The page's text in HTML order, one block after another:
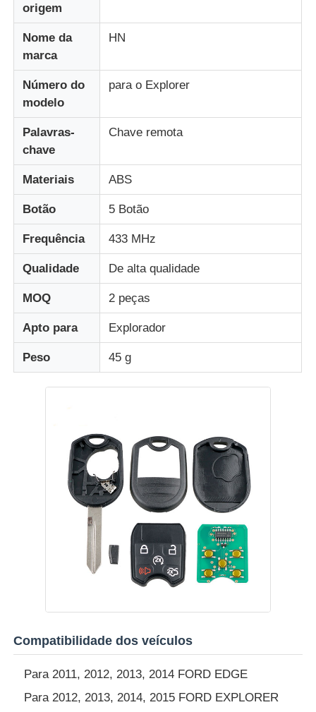
Casa
Produtos
Vídeos
Quem Somos
Controle de Qualidade
Fale Conosco
notícias
Auto chaves
origem
Nome da
marca
HN
Número do
modelo
para o Explorer
Palavras-
chave
Chave remota
Materiais ABS
Botão 5 Botão
Frequência 433 MHz
Qualidade De alta qualidade
MOQ 2 peças
Apto para Explorador
Peso 45 g
Compatibilidade dos veículos
Para 2011, 2012, 2013, 2014 FORD EDGE
Para 2012, 2013, 2014, 2015 FORD EXPLORER